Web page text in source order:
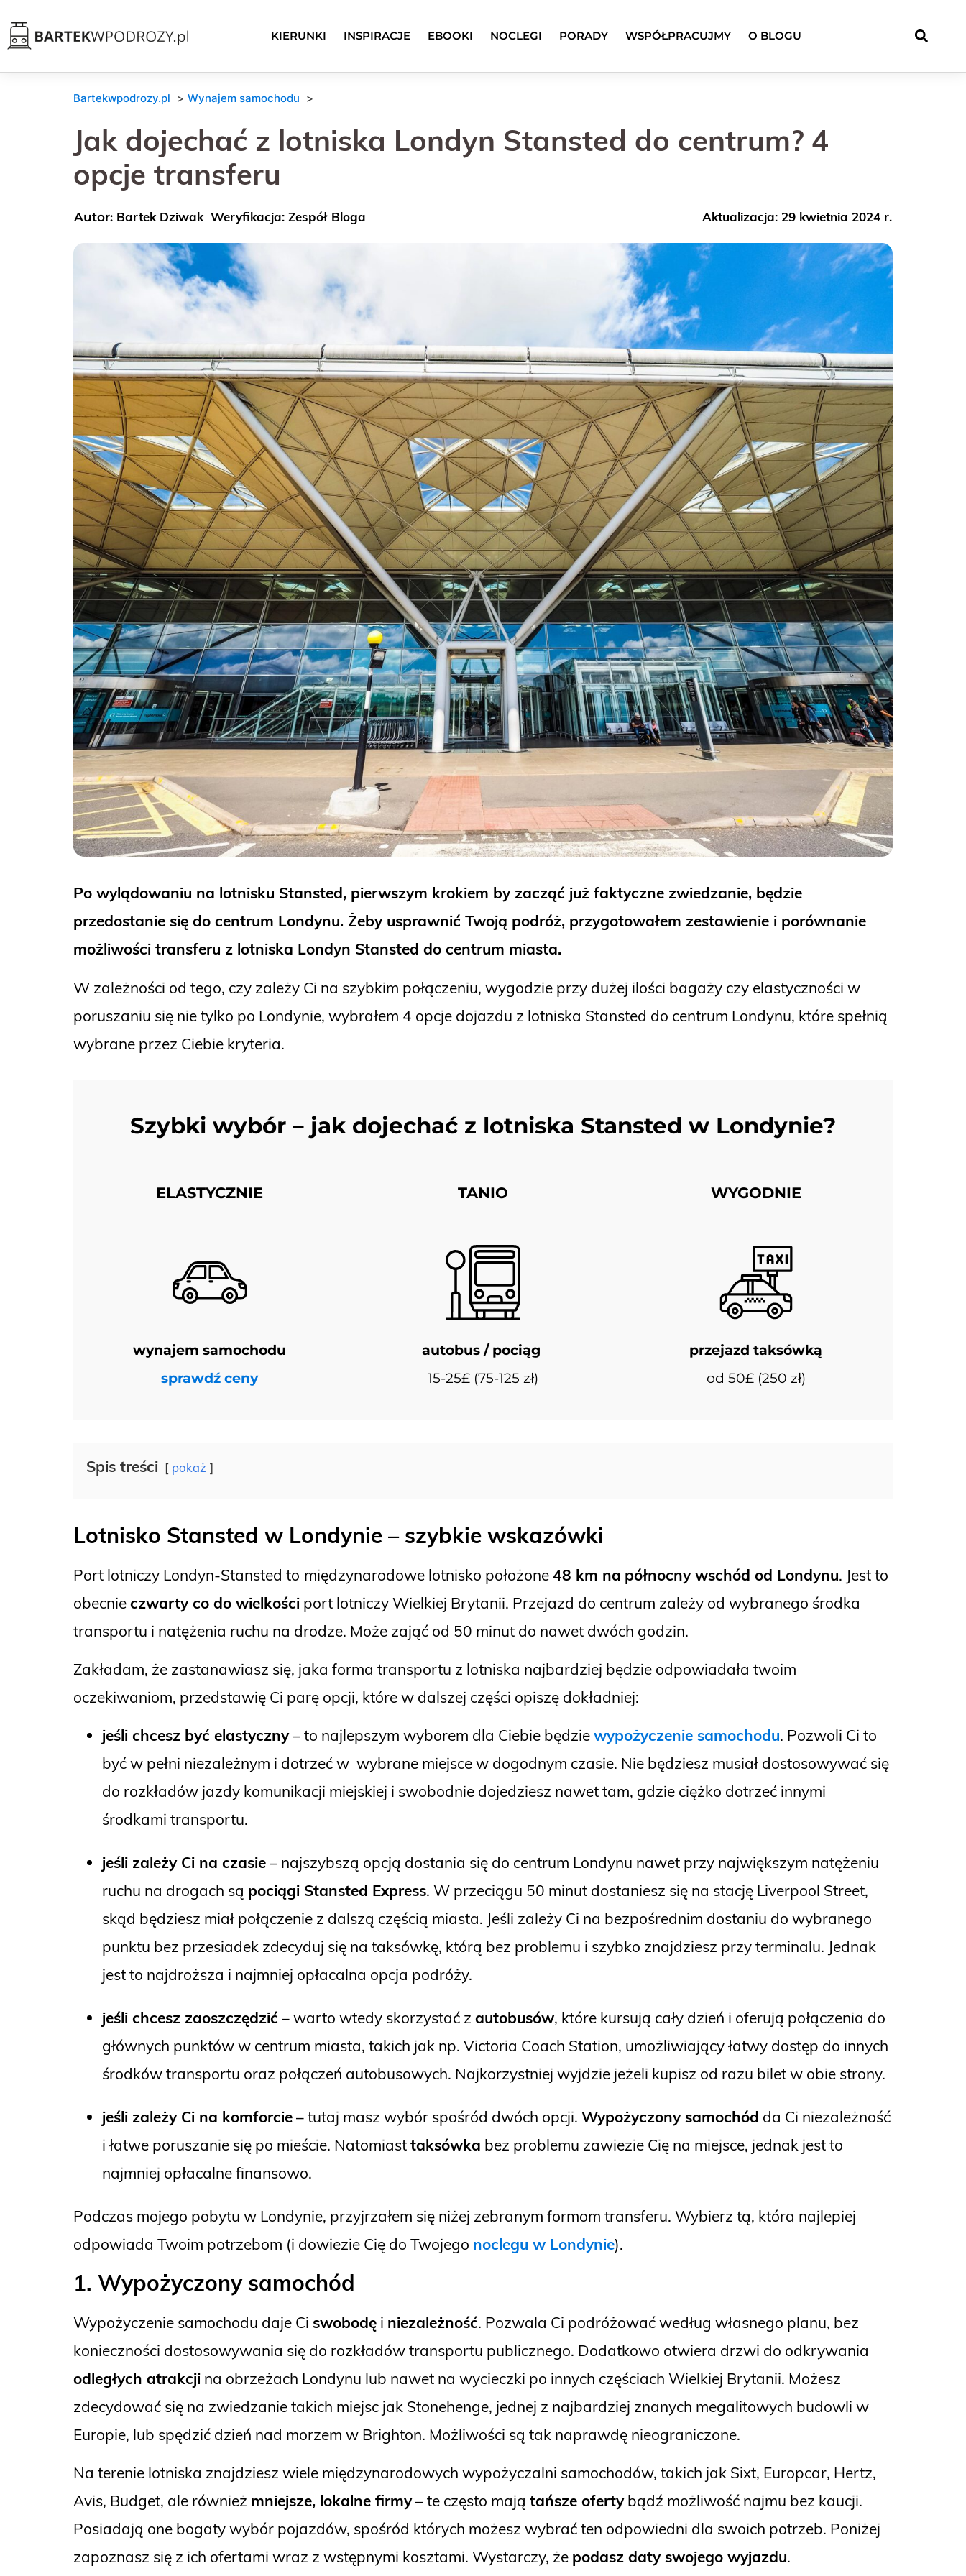
KIERUNKI INSPIRACJE EBOOKI NOCLEGI PORADY WSPÓŁPRACUJMY O BLOGU
Bartekwpodrozy.pl Wynajem samochodu
Jak dojechać z lotniska Londyn Stansted do centrum? 4
opcje transferu
Bartek Dziwak Weryfikacja: Zespół Bloga Aktualizacja: 29 kwietnia 2024 r.
Po wylądowaniu na lotnisku Stansted, pierwszym krokiem by zacząć już faktyczne zwiedzanie, będzie
przedostanie się do centrum Londynu. Żeby usprawnić Twoją podróż, przygotowałem zestawienie i porównanie
możliwości transferu z lotniska Londyn Stansted do centrum miasta.
W zależności od tego, czy zależy Ci na szybkim połączeniu, wygodzie przy dużej ilości bagaży czy elastyczności w
poruszaniu się nie tylko po Londynie, wybrałem 4 opcje dojazdu z lotniska Stansted do centrum Londynu, które spełnią
wybrane przez Ciebie kryteria.
Szybki wybór – jak dojechać z lotniska Stansted w Londynie?
ELASTYCZNIE
wynajem samochodu
sprawdź ceny
TANIO
autobus / pociąg
15-25£ (75-125 zł)
WYGODNIE
przejazd taksówką
od 50£ (250 zł)
Spis treści pokaż
Lotnisko Stansted w Londynie – szybkie wskazówki
Port lotniczy Londyn-Stansted to międzynarodowe lotnisko położone48 km na północny wschód od Londynu. Jest to
obecnieczwarty co do wielkości port lotniczy Wielkiej Brytanii. Przejazd do centrum zależy od wybranego środka
transportu i natężenia ruchu na drodze. Może zająć od 50 minut do nawet dwóch godzin.
Zakładam, że zastanawiasz się, jaka forma transportu z lotniska najbardziej będzie odpowiadała twoim
oczekiwaniom, przedstawię Ci parę opcji, które w dalszej części opiszę dokładniej:
jeśli chcesz być elastyczny– to najlepszym wyborem dla Ciebie będziewypożyczenie samochodu. Pozwoli Ci to
być w pełni niezależnym i dotrzeć w wybrane miejsce w dogodnym czasie. Nie będziesz musiał dostosowywać się
do rozkładów jazdy komunikacji miejskiej i swobodnie dojedziesz nawet tam, gdzie ciężko dotrzeć innymi
środkami transportu.
jeśli zależy Ci na czasie– najszybszą opcją dostania się do centrum Londynu nawet przy największym natężeniu
ruchu na drogach są pociągi Stansted Express. W przeciągu 50 minut dostaniesz się na stację Liverpool Street,
skąd będziesz miał połączenie z dalszą częścią miasta. Jeśli zależy Ci na bezpośrednim dostaniu do wybranego
punktu bez przesiadek zdecyduj się na taksówkę, którą bez problemu i szybko znajdziesz przy terminalu. Jednak
jest to najdroższa i najmniej opłacalna opcja podróży.
jeśli chcesz zaoszczędzić – warto wtedy skorzystać z autobusów, które kursują cały dzień i oferują połączenia do
głównych punktów w centrum miasta, takich jak np. Victoria Coach Station, umożliwiający łatwy dostęp do innych
środków transportu oraz połączeń autobusowych. Najkorzystniej wyjdzie jeżeli kupisz od razu bilet w obie strony.
jeśli zależy Ci na komforcie– tutaj masz wybór spośród dwóch opcji. Wypożyczony samochód da Ci niezależność
i łatwe poruszanie się po mieście. Natomiasttaksówka bez problemu zawiezie Cię na miejsce, jednak jest to
najmniej opłacalne finansowo.
Podczas mojego pobytu w Londynie, przyjrzałem się niżej zebranym formom transferu. Wybierz tą, która najlepiej
odpowiada Twoim potrzebom (i dowiezie Cię do Twojego noclegu w Londynie).
1. Wypożyczony samochód
Wypożyczenie samochodu daje Ci swobodę i niezależność. Pozwala Ci podróżować według własnego planu, bez
konieczności dostosowywania się do rozkładów transportu publicznego. Dodatkowo otwiera drzwi do odkrywania
odległych atrakcji na obrzeżach Londynu lub nawet na wycieczki po innych częściach Wielkiej Brytanii. Możesz
zdecydować się na zwiedzanie takich miejsc jak Stonehenge, jednej z najbardziej znanych megalitowych budowli w
Europie, lub spędzić dzień nad morzem w Brighton. Możliwości są tak naprawdę nieograniczone.
Na terenie lotniska znajdziesz wiele międzynarodowych wypożyczalni samochodów, takich jak Sixt, Europcar, Hertz,
Avis, Budget, ale również mniejsze, lokalne firmy– te często mają tańsze ofertybądź możliwość najmu bez kaucji.
Posiadają one bogaty wybór pojazdów, spośród których możesz wybrać ten odpowiedni dla swoich potrzeb. Poniżej
zapoznasz się z ich ofertami wraz z wstępnymi kosztami. Wystarczy, że podasz daty swojego wyjazdu.